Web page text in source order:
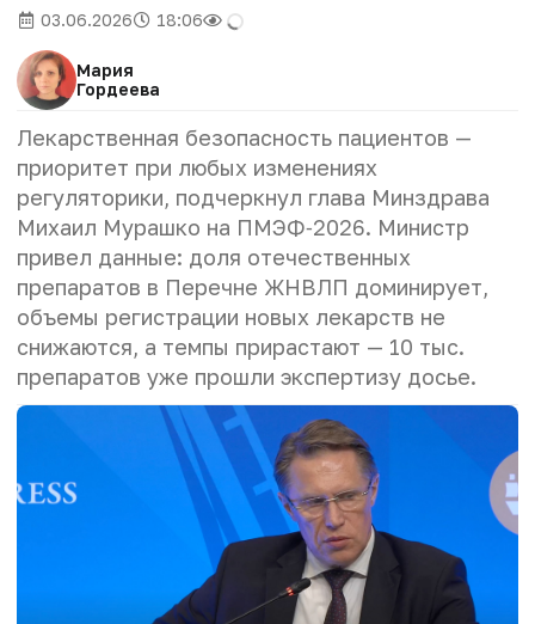
03.06.2026 18:06
Мария
Гордеева
Лекарственная безопасность пациентов —
приоритет при любых изменениях
регуляторики, подчеркнул глава Минздрава
Михаил Мурашко на ПМЭФ‑2026. Министр
привел данные: доля отечественных
препаратов в Перечне ЖНВЛП доминирует,
объемы регистрации новых лекарств не
снижаются, а темпы прирастают — 10 тыс.
препаратов уже прошли экспертизу досье.